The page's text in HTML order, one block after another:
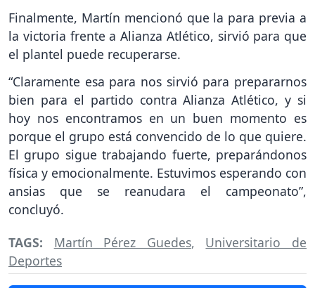
Finalmente, Martín mencionó que la para previa a
la victoria frente a Alianza Atlético, sirvió para que
el plantel puede recuperarse.
“Claramente esa para nos sirvió para prepararnos
bien para el partido contra Alianza Atlético, y si
hoy nos encontramos en un buen momento es
porque el grupo está convencido de lo que quiere.
El grupo sigue trabajando fuerte, preparándonos
física y emocionalmente. Estuvimos esperando con
ansias que se reanudara el campeonato”,
concluyó.
TAGS: Martín Pérez Guedes, Universitario de
Deportes